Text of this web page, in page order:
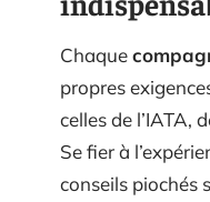
Chaque
propres
celles de l’IATA,
Se fier à
conseils piochés